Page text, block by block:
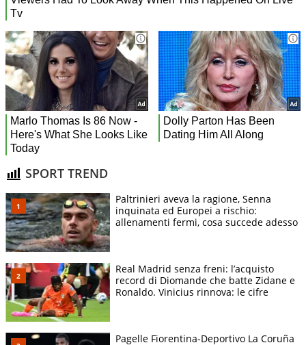
SPORT TREND
Paltrinieri aveva la ragione, Senna
inquinata ed Europei a rischio:
allenamenti fermi, cosa succede adesso
Real Madrid senza freni: l’acquisto
record di Diomande che batte Zidane e
Ronaldo. Vinicius rinnova: le cifre
Pagelle Fiorentina-Deportivo La Coruña